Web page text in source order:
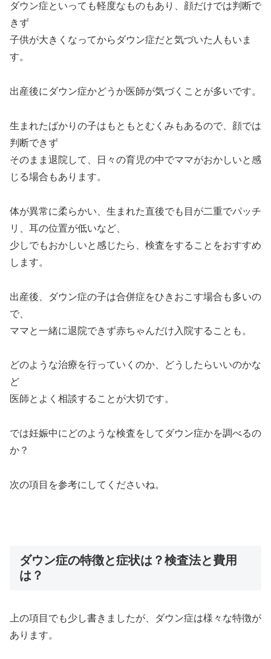
ダウン症といっても軽度なものもあり、顔だけでは判断で
きず
子供が大きくなってからダウン症だと気づいた人もいま
す。
出産後にダウン症かどうか医師が気づくことが多いです。
生まれたばかりの子はもともとむくみもあるので、顔では
判断できず
そのまま退院して、日々の育児の中でママがおかしいと感
じる場合もあります。
体が異常に柔らかい、生まれた直後でも目が二重でパッチ
リ、耳の位置が低いなど、
少しでもおかしいと感じたら、検査をすることをおすすめ
します。
出産後、ダウン症の子は合併症をひきおこす場合も多いの
で、
ママと一緒に退院できず赤ちゃんだけ入院することも。
どのような治療を行っていくのか、どうしたらいいのかな
ど
医師とよく相談することが大切です。
では妊娠中にどのような検査をしてダウン症かを調べるの
か？
次の項目を参考にしてくださいね。
ダウン症の特徴と症状は？検査法と費用
は？
上の項目でも少し書きましたが、ダウン症は様々な特徴が
あります。